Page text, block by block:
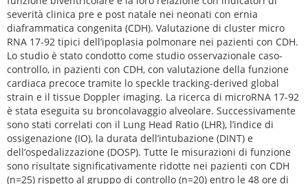
severità clinica pre e post natale nei neonati con ernia
diaframmatica congenita (CDH). Valutazione di cluster micro
RNA 17-92 tipici dell’ipoplasia polmonare nei pazienti con CDH.
Lo studio è stato condotto come studio osservazionale caso-
controllo, in pazienti con CDH, con valutazione della funzione
cardiaca precoce tramite lo speckle tracking-derived global
strain e il tissue Doppler imaging. La ricerca di microRNA 17-92
è stata eseguita su broncolavaggio alveolare. Successivamente
sono stati correlati con il Lung Head Ratio (LHR), l’indice di
ossigenazione (IO), la durata dell’intubazione (DINT) e
dell’ospedalizzazione (DOSP). Tutte le misurazioni di funzione
sono risultate significativamente ridotte nei pazienti con CDH
(n=25) rispetto al gruppo di controllo (n=20) entro le 48 ore di